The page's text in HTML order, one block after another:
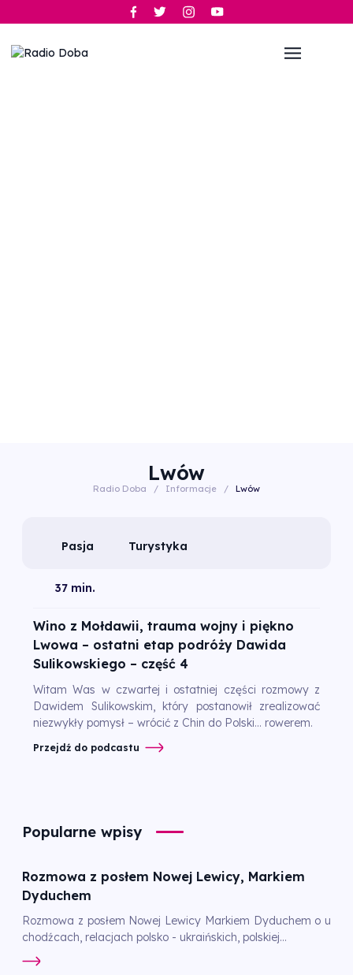
Lwów
Radio Doba / Informacje / Lwów
Pasja Turystyka
37 min.
Wino z Mołdawii, trauma wojny i piękno
Lwowa – ostatni etap podróży Dawida
Sulikowskiego – część 4
Witam Was w czwartej i ostatniej części rozmowy z
Dawidem Sulikowskim, który postanowił zrealizować
niezwykły pomysł – wrócić z Chin do Polski… rowerem.
Przejdź do podcastu
Popularne wpisy
Rozmowa z posłem Nowej Lewicy, Markiem
Dyduchem
Rozmowa z posłem Nowej Lewicy Markiem Dyduchem o u
chodźcach, relacjach polsko - ukraińskich, polskiej...